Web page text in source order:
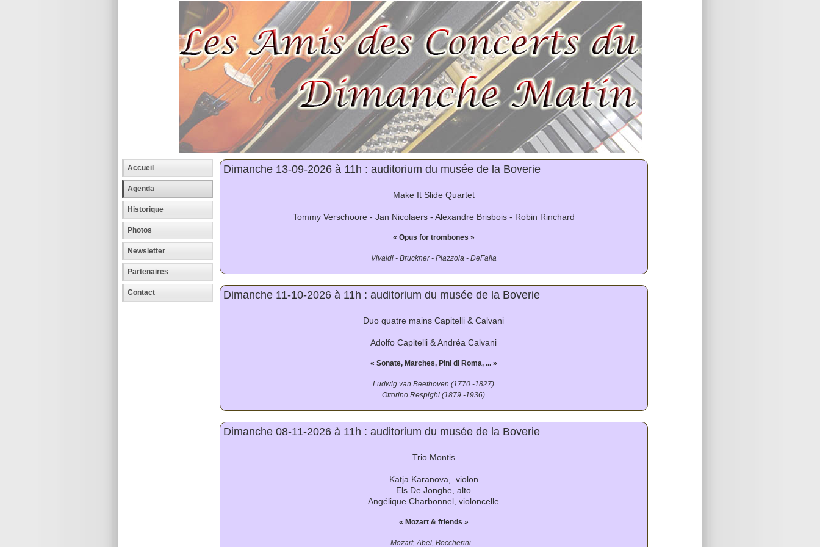
Accueil
Agenda
Historique
Photos
Newsletter
Partenaires
Contact
Dimanche 13-09-2026 à 11h : auditorium du musée de la Boverie
Make It Slide Quartet
Tommy Verschoore - Jan Nicolaers - Alexandre Brisbois - Robin Rinchard
« Opus for trombones »
Vivaldi - Bruckner - Piazzola - DeFalla
Dimanche 11-10-2026 à 11h : auditorium du musée de la Boverie
Duo quatre mains Capitelli & Calvani
Adolfo Capitelli & Andréa Calvani
« Sonate, Marches, Pini di Roma, ... »
Ludwig van Beethoven (1770 -1827)
Ottorino Respighi (1879 -1936)
Dimanche 08-11-2026 à 11h : auditorium du musée de la Boverie
Trio Montis
Katja Karanova, violon
Els De Jonghe, alto
Angélique Charbonnel, violoncelle
« Mozart & friends »
Mozart, Abel, Boccherini...